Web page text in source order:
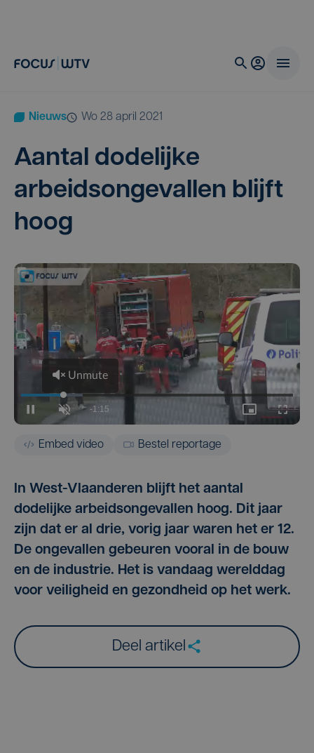
Nieuws wo 28 april 2021
Aan­tal dode­lij­ke
arbeids­on­ge­val­len blijft
hoog
Embed video Bestel reportage
In West-Vlaanderen blijft het aantal
dodelijke arbeidsongevallen hoog. Dit jaar
zijn dat er al drie, vorig jaar waren het er 12.
De ongevallen gebeuren vooral in de bouw
en de industrie. Het is vandaag werelddag
voor veiligheid en gezondheid op het werk.
Deel artikel